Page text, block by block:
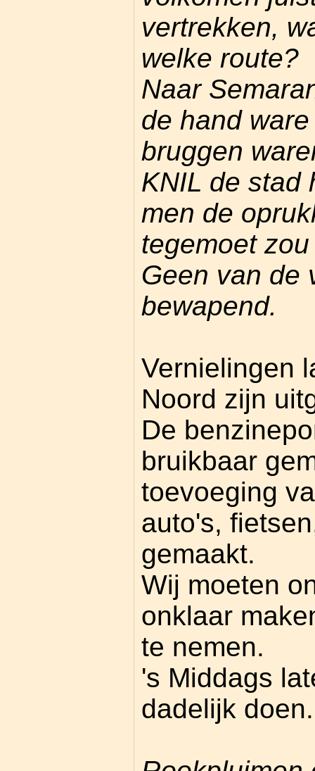
vertrekken,
welke route?
Naar
de hand
bruggen
KNIL de stad
men de
tegemoet
Geen van de
bewapend.
Vernielingen
Noord zijn
De
bruikbaar
toevoeging
auto's,
gemaakt.
Wij moeten
onklaar
te nemen.
's Middags
dadelijk doen.